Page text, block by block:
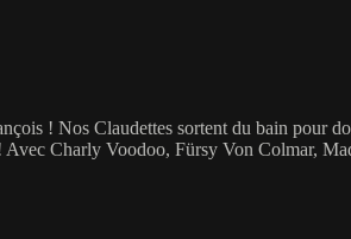
! Nos Claudettes sortent du bain pour
Charly Voodoo, Fürsy Von Colmar,